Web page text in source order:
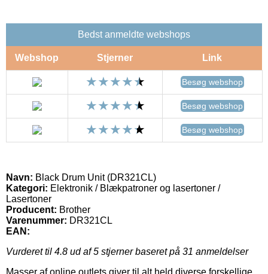
Bedst anmeldte webshops
Webshop Stjerner Link
Besøg webshop
Besøg webshop
Besøg webshop
Navn: Black Drum Unit (DR321CL)
Kategori: Elektronik / Blækpatroner og lasertoner /
Lasertoner
Producent: Brother
Varenummer: DR321CL
EAN:
Vurderet til 4.8 ud af 5 stjerner baseret på 31 anmeldelser
Masser af online outlets giver til alt held diverse forskellige